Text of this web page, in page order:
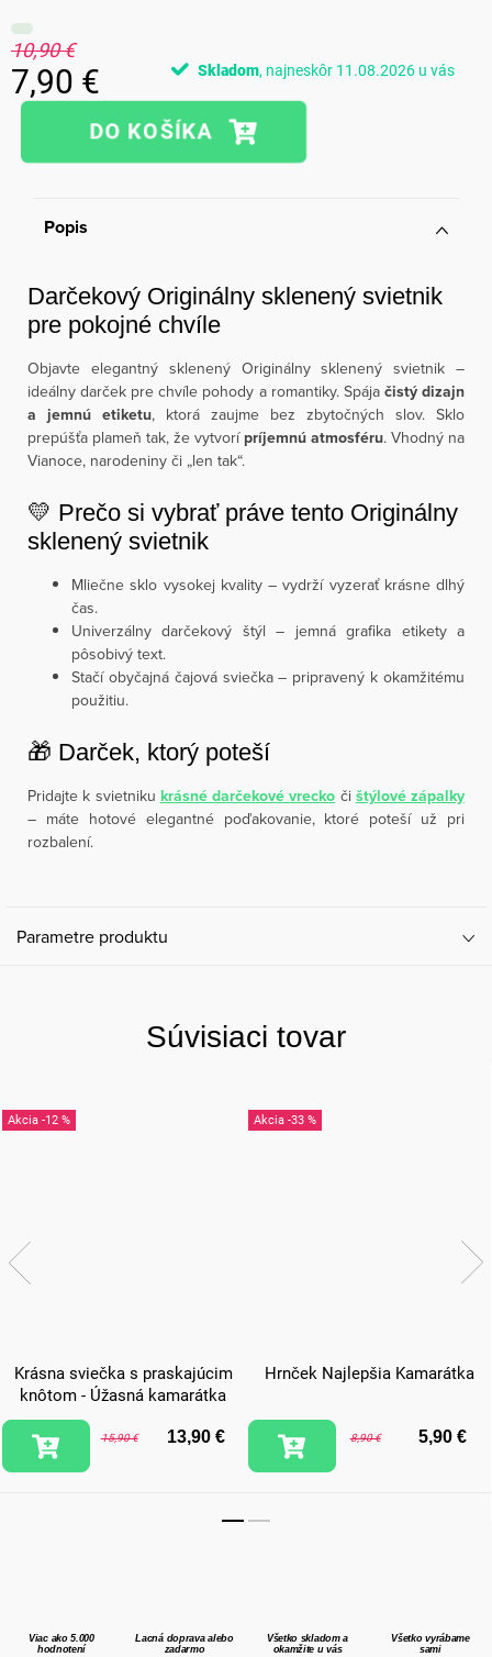
10,90 €
7,90 €
Jednotková
Skladom 11.08.2026
Popis
Darčekový Originálny sklenený svietnik
pre pokojné chvíle
Objavte elegantný sklenený Originálny sklenený svietnik –
ideálny darček pre chvíle pohody a romantiky. Spája čistý dizajn
a jemnú etiketu, ktorá zaujme bez zbytočných slov. Sklo
prepúšťa plameň tak, že vytvorí príjemnú atmosféru. Vhodný na
Vianoce, narodeniny či „len tak“.
💛 Prečo si vybrať práve tento Originálny
sklenený svietnik
Mliečne sklo vysokej kvality – vydrží vyzerať krásne dlhý
čas.
Univerzálny darčekový štýl – jemná grafika etikety a
pôsobivý text.
Stačí obyčajná čajová sviečka – pripravený k okamžitému
použitiu.
🎁 Darček, ktorý poteší
Pridajte k svietniku krásné darčekové vrecko či štýlové zápalky
– máte hotové elegantné poďakovanie, ktoré poteší už pri
rozbalení.
Parametre produktu
Súvisiaci tovar
-12 %
Krásna sviečka s praskajúcim
knôtom - Úžasná kamarátka
15,90 € 13,90 €
-33 %
Hrnček Najlepšia Kamarátka
8,90 € 5,90 €
Viac ako 5.000
hodnotení
Lacná doprava alebo
zadarmo
Všetko skladom a
okamžite u vás
Všetko vyrábame
sami